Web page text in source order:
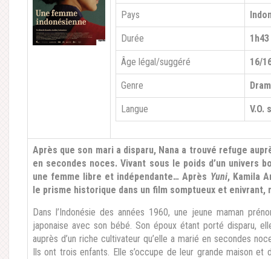
Pays
Durée 1h43
Âge légal/suggéré 16/
Genre
Langue V.O.
Après que son mari a disparu, Nana a trouvé refuge
en secondes noces. Vivant sous le poids d’un univers
une femme libre et indépendante… Après Yuni, Kamila
le prisme historique dans un film somptueux et enivrant,
Dans l’Indonésie des années 1960, une jeune maman
japonaise avec son bébé. Son époux étant porté disparu,
auprès d’un riche cultivateur qu’elle a marié en secondes
Ils ont trois enfants. Elle s’occupe de leur grande maison